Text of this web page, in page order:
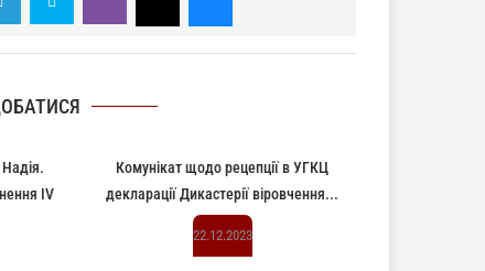
IV
Комунікат щодо рецепції в УГКЦ
декларації Дикастерії віровчення...
22.12.2023